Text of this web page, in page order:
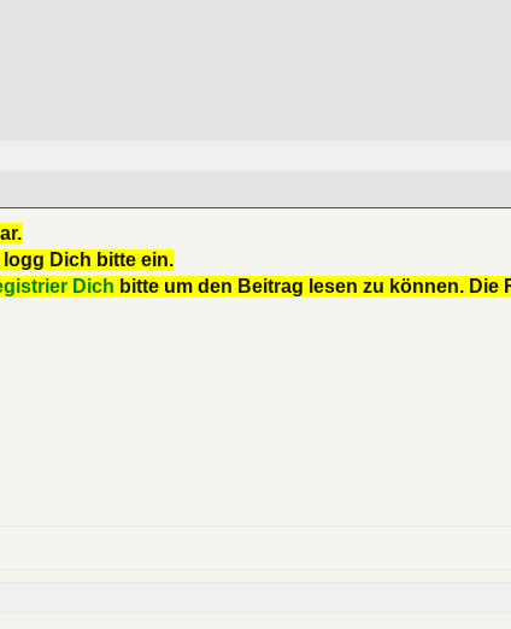
Dich bitte ein.
Dich bitte um den Beitrag lesen zu können.